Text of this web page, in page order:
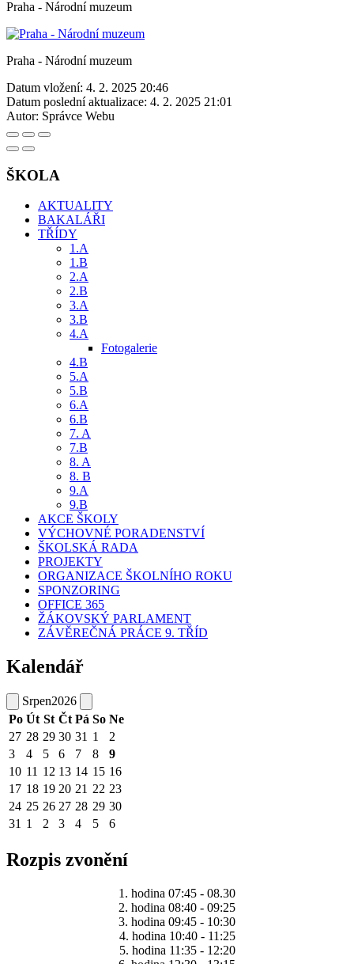
Praha - Národní muzeum
Praha - Národní muzeum
Datum vložení: 4. 2. 2025 20:46
Datum poslední aktualizace: 4. 2. 2025 21:01
Autor: Správce Webu
ŠKOLA
AKTUALITY
BAKALÁŘI
TŘÍDY
1.A
1.B
2.A
2.B
3.A
3.B
4.A
Fotogalerie
4.B
5.A
5.B
6.A
6.B
7. A
7.B
8. A
8. B
9.A
9.B
AKCE ŠKOLY
VÝCHOVNÉ PORADENSTVÍ
ŠKOLSKÁ RADA
PROJEKTY
ORGANIZACE ŠKOLNÍHO ROKU
SPONZORING
OFFICE 365
ŽÁKOVSKÝ PARLAMENT
ZÁVĚREČNÁ PRÁCE 9. TŘÍD
Kalendář
Srpen2026
Po Út St Čt Pá So Ne
27 28 29 30 31 1
2
3
4 5 6 7 8
9
10 11 12 13 14 15 16
17 18 19 20 21 22 23
24 25 26 27 28 29 30
31 1 2 3 4 5 6
Rozpis zvonění
1. hodina 07:45 - 08.30
2. hodina 08:40 - 09:25
3. hodina 09:45 - 10:30
4. hodina 10:40 - 11:25
5. hodina 11:35 - 12:20